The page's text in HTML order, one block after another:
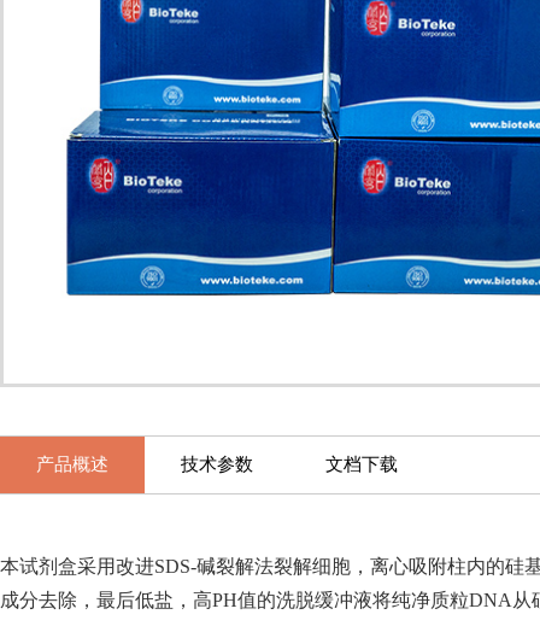
产品概述 技术参数 文档下载
本试剂盒采用改进SDS-碱裂解法裂解细胞，离心吸附柱内的
成分去除，最后低盐，高PH值的洗脱缓冲液将纯净质粒DNA从